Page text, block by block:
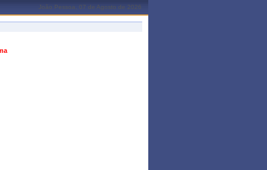
João Pessoa, 07 de Agosto de 2026